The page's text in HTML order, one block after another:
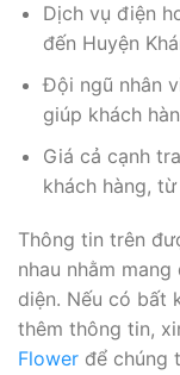
Dịch vụ điện
đến Huyện
Đội ngũ nhân
giúp khách
Giá cả cạnh
khách hàng,
Thông tin trên
nhau nhằm
diện. Nếu có bất
thêm thông tin,
Flower để chúng